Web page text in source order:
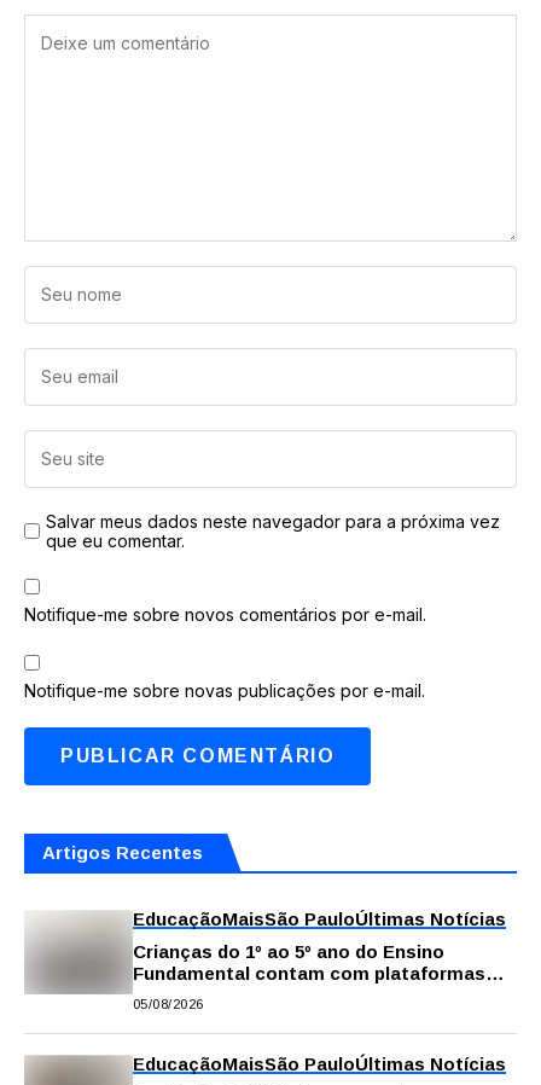
Salvar meus dados neste navegador para a próxima vez
que eu comentar.
Notifique-me sobre novos comentários por e-mail.
Notifique-me sobre novas publicações por e-mail.
Artigos Recentes
EducaçãoMaisSão PauloÚltimas Notícias
Crianças do 1º ao 5º ano do Ensino
Fundamental contam com plataformas
digitais para apoiar estudos na escola e
05/08/2026
EducaçãoMaisSão PauloÚltimas Notícias